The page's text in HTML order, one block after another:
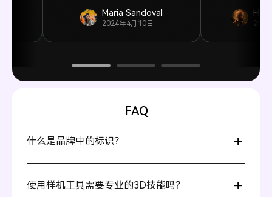
Maria Sandoval
2024年4月10日 2024
FAQ
什么是品牌中的标识？
颜色、字体和包装等。像样机这样的工具，可以帮助您清
晰地在不同材质上展示品牌标识。
使用样机工具需要专业的3D技能吗？